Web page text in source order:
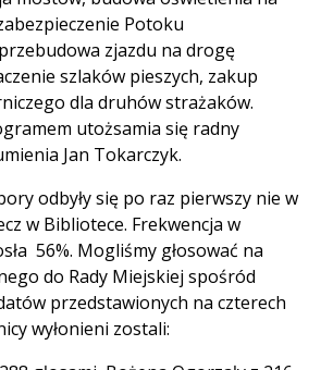
Potoku
zjazdu na drogę
szlaków pieszych, zakup
dla druhów strażaków.
utożsamia się radny
Jan Tokarczyk.
odbyły się po raz pierwszy nie w
w Bibliotece. Frekwencja w
56%. Mogliśmy głosować na
do Rady Miejskiej spośród
przedstawionych na czterech
wyłonieni zostali: